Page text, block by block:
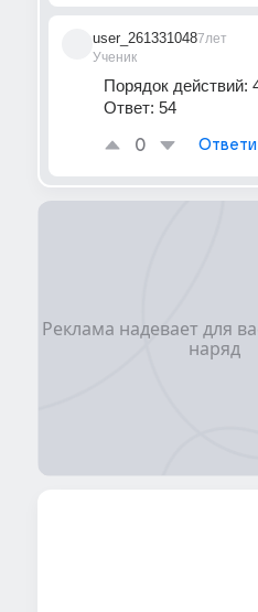
user_261331048
Ученик
7лет
Порядок действий:
Ответ: 54
0